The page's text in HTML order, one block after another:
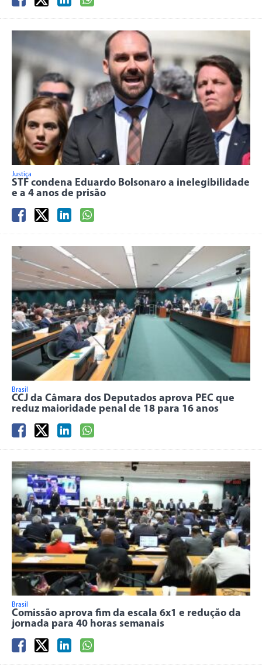
Justiça
STF condena Eduardo Bolsonaro a inelegibilidade
e a 4 anos de prisão
Brasil
CCJ da Câmara dos Deputados aprova PEC que
reduz maioridade penal de 18 para 16 anos
Brasil
Comissão aprova fim da escala 6x1 e redução da
jornada para 40 horas semanais